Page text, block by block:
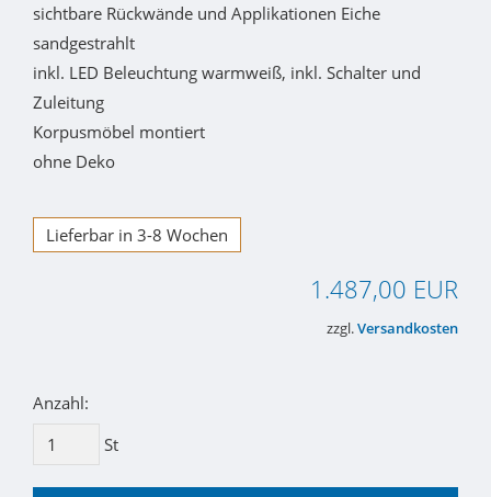
sichtbare Rückwände und Applikationen Eiche
sandgestrahlt
inkl. LED Beleuchtung warmweiß, inkl. Schalter und
Zuleitung
Korpusmöbel montiert
ohne Deko
Lieferbar in 3-8 Wochen
1.487,00 EUR
zzgl.Versandkosten
Anzahl:
St